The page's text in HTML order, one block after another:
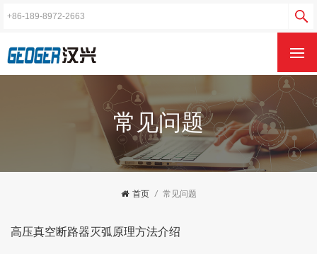
常见问题
首页 / 常见问题
高压真空断路器灭弧原理方法介绍